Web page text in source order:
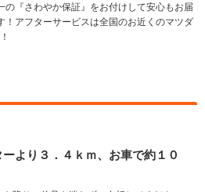
の『さわやか保証』をお付けして安心もお届
！アフターサービスは全国のお近くのマツダ
より３．４ｋｍ、お車で約１０